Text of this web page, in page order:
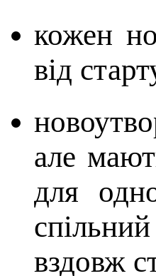
кожен
вiд
але
для
вздовж